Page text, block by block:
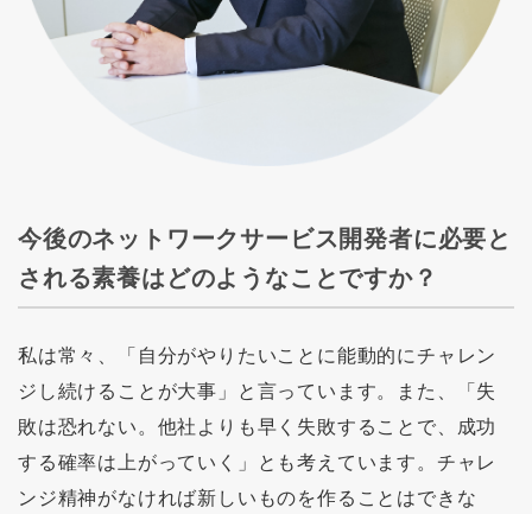
今後のネットワークサービス開発者に必要と
される素養はどのようなことですか？
私は常々、「自分がやりたいことに能動的にチャレン
ジし続けることが大事」と言っています。また、「失
敗は恐れない。他社よりも早く失敗することで、成功
する確率は上がっていく」とも考えています。チャレ
ンジ精神がなければ新しいものを作ることはできな